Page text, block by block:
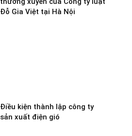
Đỗ Gia Việt tại Hà Nội
Điều kiện thành lập công ty
sản xuất điện gió